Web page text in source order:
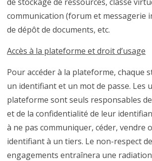
communication (forum et messagerie
de dépôt de documents, etc.
Accès à la plateforme et droit d’usage
Pour accéder à la plateforme, chaque
un identifiant et un mot de passe. Les
plateforme sont seuls responsables
et de la confidentialité de leur
à ne pas communiquer, céder, vendre
identifiant à un tiers. Le non-respect
engagements entraînera une